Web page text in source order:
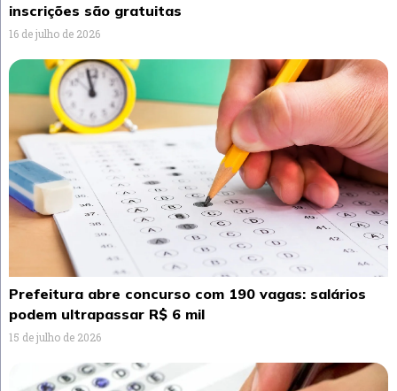
inscrições são gratuitas
16 de julho de 2026
Prefeitura abre concurso com 190 vagas: salários
podem ultrapassar R$ 6 mil
15 de julho de 2026